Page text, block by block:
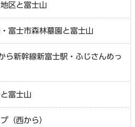
区と富士山
富士市森林墓園と富士山
ら新幹線新富士駅・ふじさんめっ
富士山
（西から）